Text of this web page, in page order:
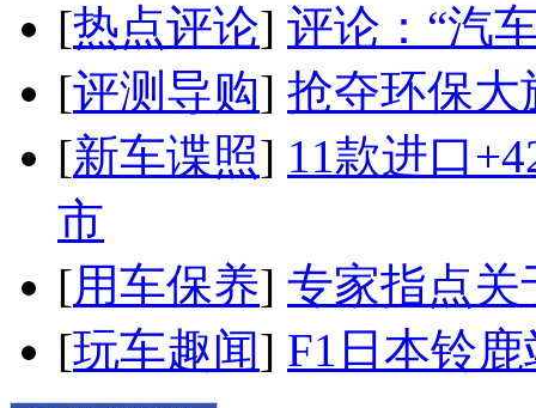
[热点评论] 评论：“汽
[评测导购] 抢夺环保大
[新车谍照] 11款进口
市
[用车保养] 专家指点关
[玩车趣闻] F1日本铃